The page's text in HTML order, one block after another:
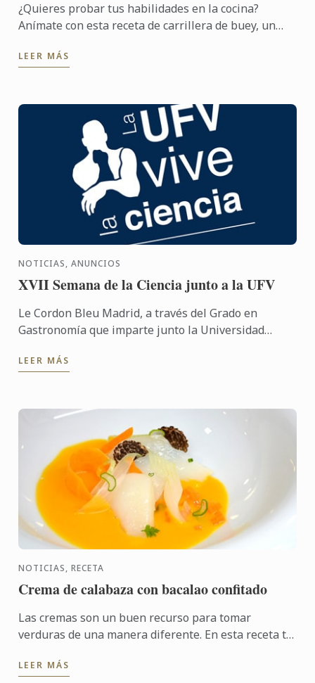
¿Quieres probar tus habilidades en la cocina?
Anímate con esta receta de carrillera de buey, un
con una buena ...
LEER MÁS
NOTICIAS, ANUNCIOS
XVII Semana de la Ciencia junto a la UFV
Le Cordon Bleu Madrid, a través del Grado en
Gastronomía que imparte junto la Universidad
edición de la Semana ...
LEER MÁS
NOTICIAS, RECETA
Crema de calabaza con bacalao confitado
Las cremas son un buen recurso para tomar
verduras de una manera diferente. En esta receta te
disfrutar de una ...
LEER MÁS